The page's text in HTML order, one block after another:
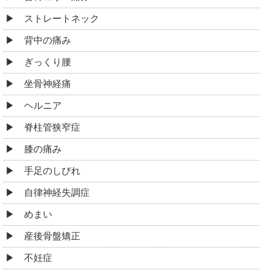
ストレートネック
背中の痛み
ぎっくり腰
坐骨神経痛
ヘルニア
脊柱管狭窄症
膝の痛み
手足のしびれ
自律神経失調症
めまい
産後骨盤矯正
不妊症